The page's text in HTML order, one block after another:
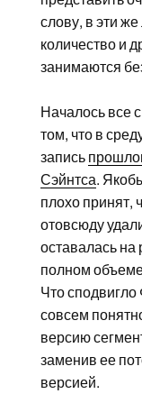
слову, в эти
количество и
занимаются
Началось все
том, что в
запись
Сэйнтса.
плохо принят,
отовсюду
оставалась
полном
Что
совсем
версию
заменив ее
версией.